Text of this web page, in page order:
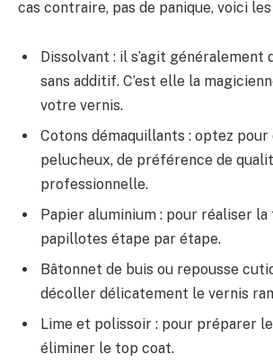
cas contraire, pas de panique, voici
Dissolvant : il s’agit généralement
sans additif. C’est elle la
votre vernis.
Cotons démaquillants : optez pour
pelucheux, de préférence de
professionnelle.
Papier aluminium : pour réaliser la
papillotes étape par étape.
Bâtonnet de buis ou repousse
décoller délicatement le vernis
Lime et polissoir : pour préparer
éliminer le top coat.